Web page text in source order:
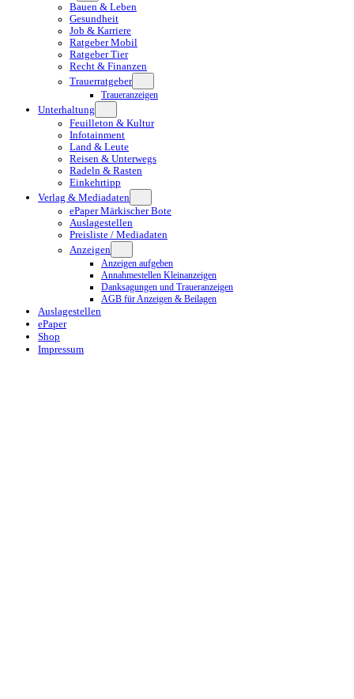
Bauen & Leben
Gesundheit
Job & Karriere
Ratgeber Mobil
Ratgeber Tier
Recht & Finanzen
Trauerratgeber
Traueranzeigen
Unterhaltung
Feuilleton & Kultur
Infotainment
Land & Leute
Reisen & Unterwegs
Radeln & Rasten
Einkehrtipp
Verlag & Mediadaten
ePaper Märkischer Bote
Auslagestellen
Preisliste / Mediadaten
Anzeigen
Anzeigen aufgeben
Annahmestellen Kleinanzeigen
Danksagungen und Traueranzeigen
AGB für Anzeigen & Beilagen
Auslagestellen
ePaper
Shop
Impressum